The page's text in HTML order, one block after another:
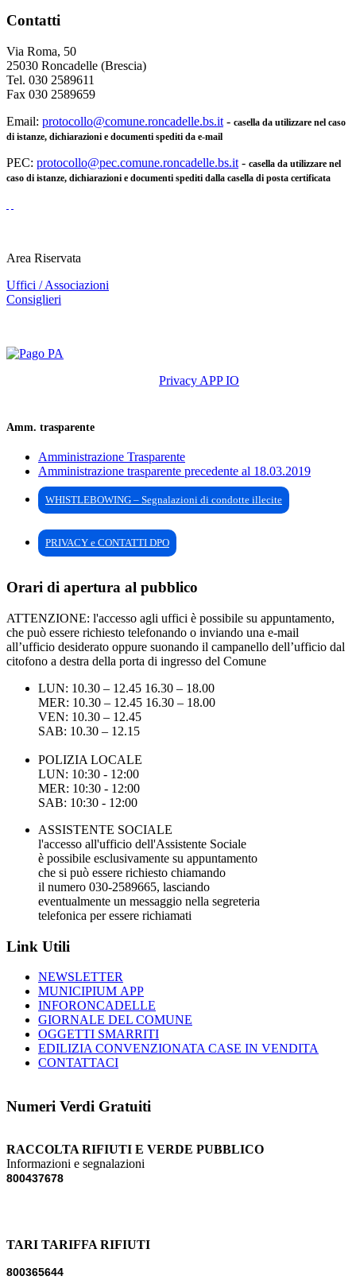
Contatti
Via Roma, 50
25030 Roncadelle (Brescia)
Tel. 030 2589611
Fax 030 2589659
Email: protocollo@comune.roncadelle.bs.it - casella da utilizzare nel caso
di istanze, dichiarazioni e documenti spediti da e-mail
PEC: protocollo@pec.comune.roncadelle.bs.it - casella da utilizzare nel
caso di istanze, dichiarazioni e documenti spediti dalla casella di posta certificata
Area Riservata
Uffici / Associazioni
Consiglieri
Privacy APP IO
Amm. trasparente
Amministrazione Trasparente
Amministrazione trasparente precedente al 18.03.2019
WHISTLEBOWING – Segnalazioni di condotte illecite
PRIVACY e CONTATTI DPO
Orari di apertura al pubblico
ATTENZIONE: l'accesso agli uffici è possibile su appuntamento,
che può essere richiesto telefonando o inviando una e-mail
all’ufficio desiderato oppure suonando il campanello dell’ufficio dal
citofono a destra della porta di ingresso del Comune
LUN: 10.30 – 12.45 16.30 – 18.00
MER: 10.30 – 12.45 16.30 – 18.00
VEN: 10.30 – 12.45
SAB: 10.30 – 12.15
POLIZIA LOCALE
LUN: 10:30 - 12:00
MER: 10:30 - 12:00
SAB: 10:30 - 12:00
ASSISTENTE SOCIALE
l'accesso all'ufficio dell'Assistente Sociale
è possibile esclusivamente su appuntamento
che si può essere richiesto chiamando
il numero 030-2589665, lasciando
eventualmente un messaggio nella segreteria
telefonica per essere richiamati
Link Utili
NEWSLETTER
MUNICIPIUM APP
INFORONCADELLE
GIORNALE DEL COMUNE
OGGETTI SMARRITI
EDILIZIA CONVENZIONATA CASE IN VENDITA
CONTATTACI
Numeri Verdi Gratuiti
RACCOLTA RIFIUTI E VERDE PUBBLICO
Informazioni e segnalazioni
800437678
TARI TARIFFA RIFIUTI
800365644